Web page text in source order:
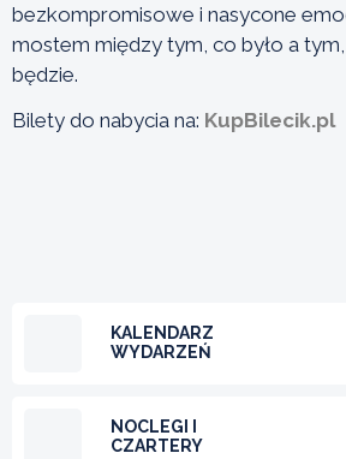
bezkompromisowe i nasycone
mostem między tym, co było a
będzie.
Bilety do nabycia na: KupBilecik.pl
KALENDARZ
WYDARZEŃ
NOCLEGI I
CZARTERY